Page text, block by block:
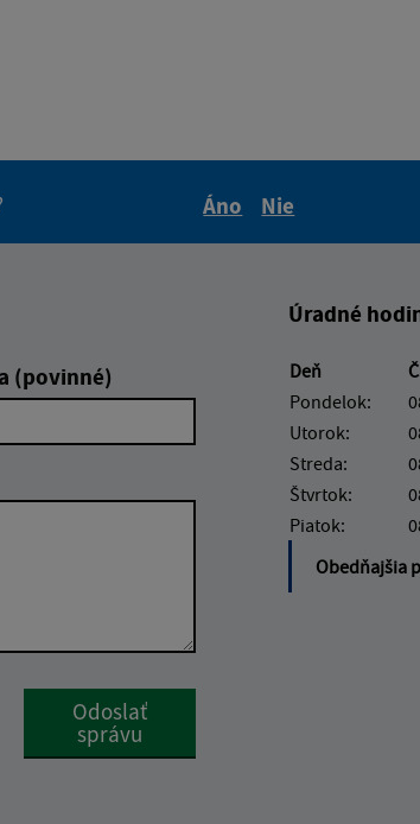
Áno
Nie
(povinné)
Google reCaptcha Response
Odoslať
správu
Úradné
Deň
Pondelok:
Utorok:
Streda:
Štvrtok:
Piatok:
Obedňajšia